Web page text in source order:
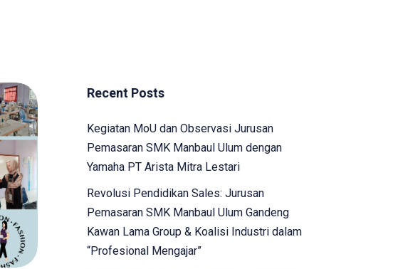
Recent Posts
Kegiatan MoU dan Observasi Jurusan
Pemasaran SMK Manbaul Ulum dengan
Yamaha PT Arista Mitra Lestari
Revolusi Pendidikan Sales: Jurusan
Pemasaran SMK Manbaul Ulum Gandeng
Kawan Lama Group & Koalisi Industri dalam
“Profesional Mengajar”